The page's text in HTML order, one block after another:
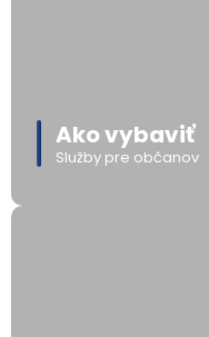
Ako vybaviť
Služby pre občanov